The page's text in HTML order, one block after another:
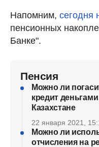
Напомним, сегодня
пенсионных
Банке".
Пенсия
Можно ли
кредит
Казахстане
22 января 2021,
Можно ли
отчисления на